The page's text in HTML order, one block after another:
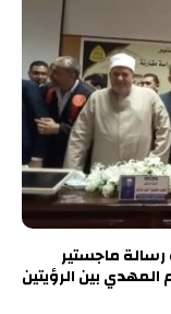
رسالة ماجستير
بين الرؤيتين